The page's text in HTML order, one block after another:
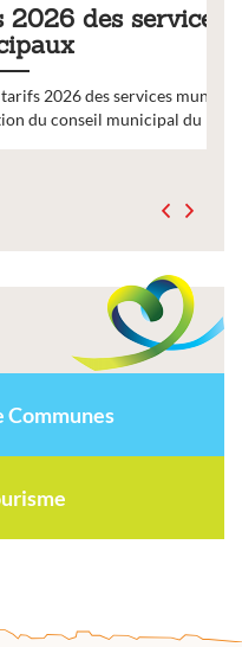
municipaux,
du 19 décembre 2025
Communes